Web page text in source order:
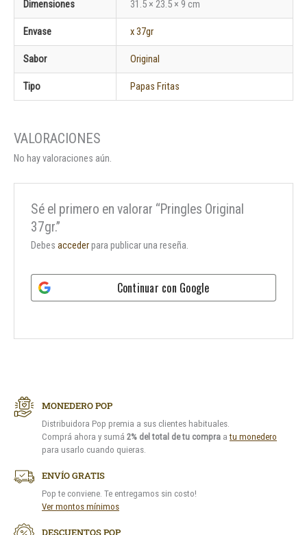
Dimensiones 31.5 × 23.5 × 9 cm
Envase x 37gr
Sabor Original
Tipo Papas Fritas
No hay valoraciones aún.
Sé el primero en valorar “Pringles Original
37gr.”
Debesaccederpara publicar una reseña.
Continuar con Google
MONEDERO POP
Distribuidora Pop premia a sus clientes habituales.
Comprá ahora y sumá 2% del total de tu compra atu monedero
para usarlo cuando quieras.
ENVÍO GRATIS
Pop te conviene. Te entregamos sin costo!
Ver montos mínimos
DESCUENTOS POP